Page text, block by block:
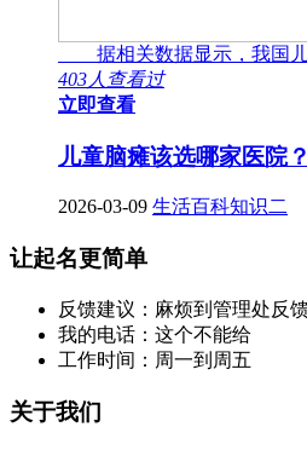
据相关数据显示，我国儿
403人查看过
立即查看
儿童脑瘫该选哪家医院
2026-03-09 生活百科知识二
让起名更简单
反馈建议：麻烦到管理处反
我的电话：这个不能给
工作时间：周一到周五
关于我们